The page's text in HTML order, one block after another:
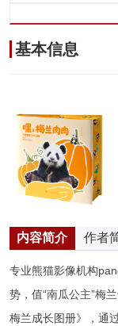
基本信息
内容简介 作者
专业熊猫影像机构
势，值“南瓜公主”梅
梅兰成长图册》，通